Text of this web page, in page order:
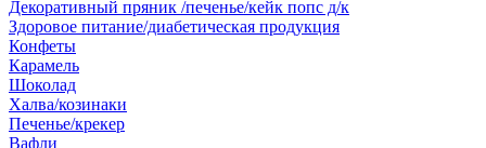
Декоративный пряник /печенье/кейк попс д/к
Здоровое питание/диабетическая продукция
Конфеты
Карамель
Шоколад
Халва/козинаки
Печенье/крекер
Вафли